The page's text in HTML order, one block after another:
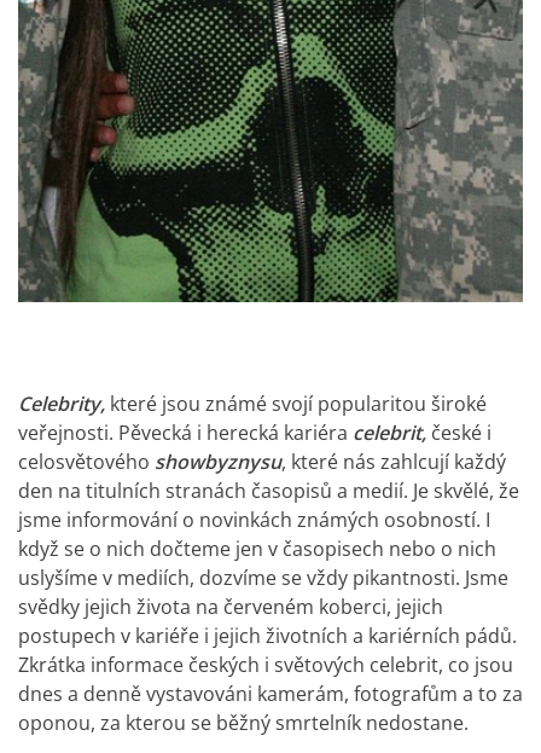
Celebrity, které jsou známé svojí popularitou široké
veřejnosti. Pěvecká i herecká kariéra celebrit, české i
celosvětového showbyznysu, které nás zahlcují každý
den na titulních stranách časopisů a medií. Je skvělé, že
jsme informování o novinkách známých osobností. I
když se o nich dočteme jen v časopisech nebo o nich
uslyšíme v mediích, dozvíme se vždy pikantnosti. Jsme
svědky jejich života na červeném koberci, jejich
postupech v kariéře i jejich životních a kariérních pádů.
Zkrátka informace českých i světových celebrit, co jsou
dnes a denně vystavováni kamerám, fotografům a to za
oponou, za kterou se běžný smrtelník nedostane.